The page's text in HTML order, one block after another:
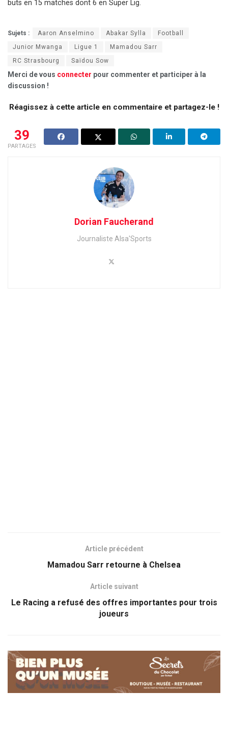
buts en 15 matches dont 6 en Süper Lig.
Sujets : Aaron Anselmino Abakar Sylla
Football
Junior Mwanga
Ligue 1
Mamadou Sarr
RC Strasbourg
Saïdou Sow
Merci de vous connecter pour commenter et participer à la
discussion !
Réagissez à cette article en commentaire et partagez-le !
39
PARTAGES
Dorian Faucherand
Journaliste Alsa'Sports
Article précédent
Mamadou Sarr retourne à Chelsea
Article suivant
Le Racing a refusé des offres importantes pour trois
joueurs